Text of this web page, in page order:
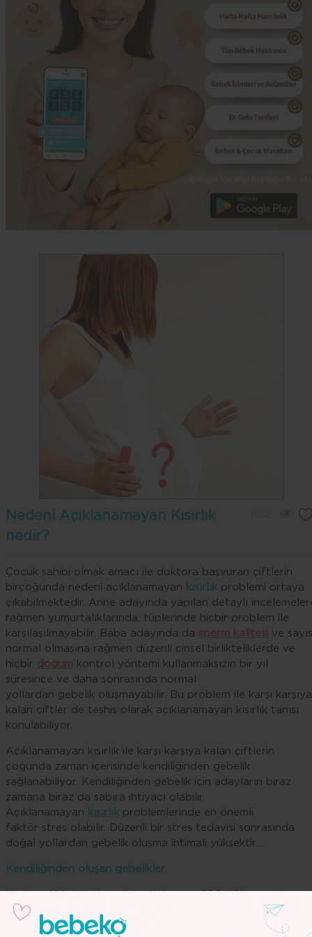
Nedeni Açıklanamayan Kısırlık
nedir?
Çocuk sahibi olmak amacı ile doktora başvuran çiftlerin
birçoğunda nedeni açıklanamayan kısırlık problemi ortaya
çıkabilmektedir. Anne adayında yapılan detaylı
rağmen yumurtalıklarında, tüplerinde hiçbir problem ile
karşılaşılmayabilir. Baba adayında da
ve
normal olmasına rağmen düzenli cinsel birlikteliklerde ve
hiçbir
kontrol yöntemi kullanmaksızın bir yıl
süresince ve daha sonrasında normal
yollardan gebelik oluşmayabilir. Bu problem ile karşı karşıya
kalan çiftler de teşhis olarak açıklanamayan kısırlık tanısı
konulabiliyor.
Açıklanamayan kısırlık ile karşı karşıya kalan çiftlerin
çoğunda zaman içerisinde kendiliğinden gebelik
sağlanabiliyor. Kendiliğinden gebelik için adayların biraz
zamana biraz da sabıra ihtiyacı olabilir.
Açıklanamayan kısırlık problemlerinde en önemli
faktör stres olabilir. Düzenli bir stres tedavisi sonrasında
doğal yollardan gebelik oluşma ihtimali yüksektir…
Kendiliğinden oluşan gebelikler
ortalama yalnızca 20’sinde kendiliğinden gebelik
oluşabilmektedir. Arta kalan 80 çiftte birçok nedeni belli